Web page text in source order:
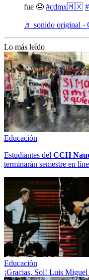
fue 🤤 #cdmx🇲🇽
♬ sonido original -
Lo más leído
Educación
Estudiantes del CCH
terminarán semestre en
Educación
¡Gracias, Sol! Luis